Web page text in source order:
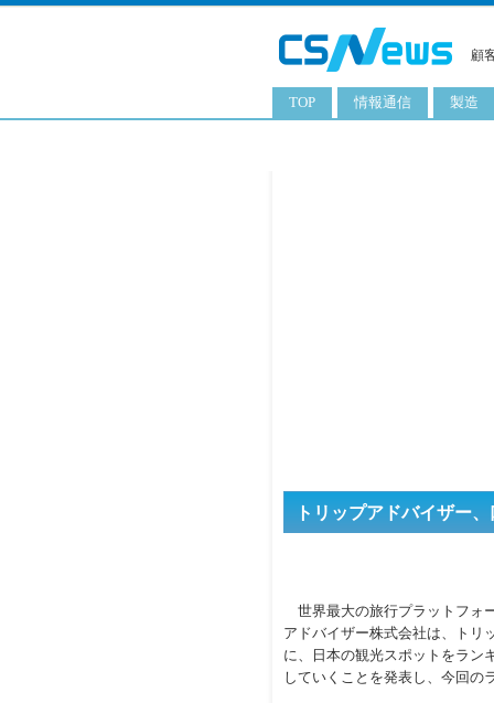
顧
TOP 情報通信 製造
トリップアドバイザー
世界最大の旅行プラットフォ
アドバイザー株式会社は、トリ
に、日本の観光スポットをラン
していくことを発表し、今回の